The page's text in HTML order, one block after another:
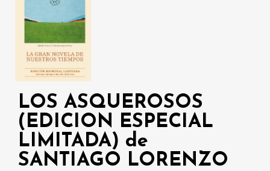
LOS ASQUEROSOS
(EDICION ESPECIAL
LIMITADA) de
SANTIAGO LORENZO